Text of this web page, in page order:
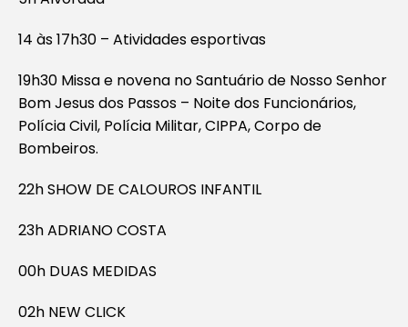
14 às 17h30 – Atividades esportivas
19h30 Missa e novena no Santuário de Nosso Senhor
Bom Jesus dos Passos – Noite dos Funcionários,
Polícia Civil, Polícia Militar, CIPPA, Corpo de
Bombeiros.
22h SHOW DE CALOUROS INFANTIL
23h ADRIANO COSTA
00h DUAS MEDIDAS
02h NEW CLICK